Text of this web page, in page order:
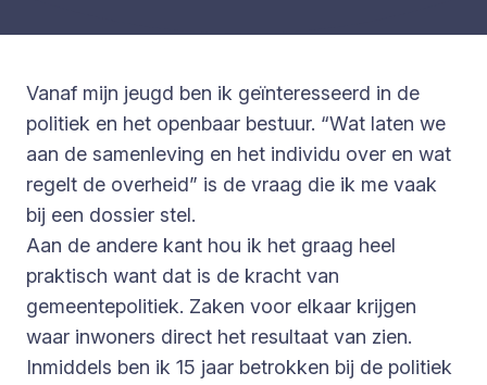
Vanaf mijn jeugd ben ik geïnteresseerd in de
politiek en het openbaar bestuur. “Wat laten we
aan de samenleving en het individu over en wat
regelt de overheid” is de vraag die ik me vaak
bij een dossier stel.
Aan de andere kant hou ik het graag heel
praktisch want dat is de kracht van
gemeentepolitiek. Zaken voor elkaar krijgen
waar inwoners direct het resultaat van zien.
Inmiddels ben ik 15 jaar betrokken bij de politiek